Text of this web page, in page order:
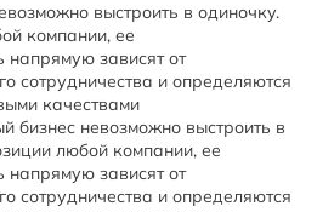
выстроить в одиночку.
компании, ее
напрямую зависят от
сотрудничества и определяются
качествами
бизнес невозможно выстроить в
любой компании, ее
напрямую зависят от
сотрудничества и определяются